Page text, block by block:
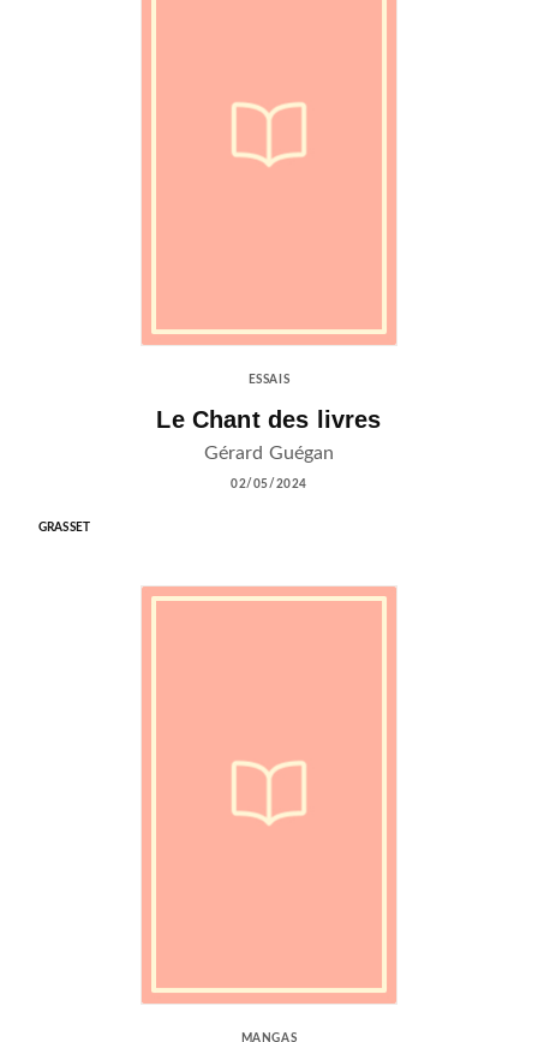
ESSAIS
Le Chant des livres
Gérard Guégan
02/05/2024
GRASSET
MANGAS